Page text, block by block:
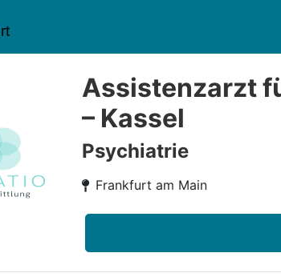
Assistenzarzt
– Kassel
Psychiatrie
Frankfurt am Main